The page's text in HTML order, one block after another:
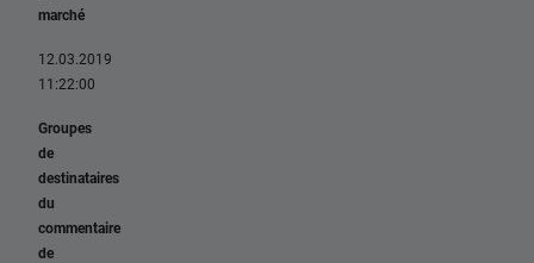
marché
12.03.2019
11:22:00
Groupes
de
destinataires
du
commentaire
de